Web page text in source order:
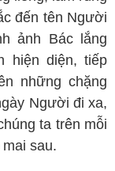
đến tên Người
ảnh Bác lắng
hiện diện, tiếp
những chặng
Người đi xa,
ta trên mỗi
sau.